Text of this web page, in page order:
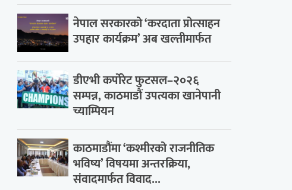
नेपाल सरकारको ‘करदाता प्रोत्साहन
उपहार कार्यक्रम’ अब खल्तीमार्फत
डीएभी कर्पोरेट फुटसल–२०२६
सम्पन्न, काठमाडौं उपत्यका खानेपानी
च्याम्पियन
काठमाडौंमा ‘कश्मीरको राजनीतिक
भविष्य’ विषयमा अन्तरक्रिया,
संवादमार्फत विवाद...